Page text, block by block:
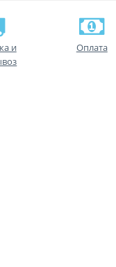
и
Оплата